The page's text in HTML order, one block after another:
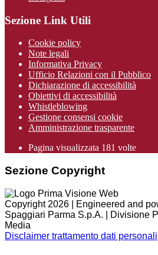
Sezione Link Utili
Cookie policy
Note legali
Informativa Privacy
Ufficio Relazioni con il Pubblico
Dichiarazione di accessibilità
Obiettivi di accessibilità
Whistleblowing
Gestione consensi cookie
Amministrazione trasparente
Pagina visualizzata 181 volte
Sezione Copyright
Copyright 2026 | Engineered and
Spaggiari Parma S.p.A. | Divisione
Media
Disclaimer trattamento dati personali